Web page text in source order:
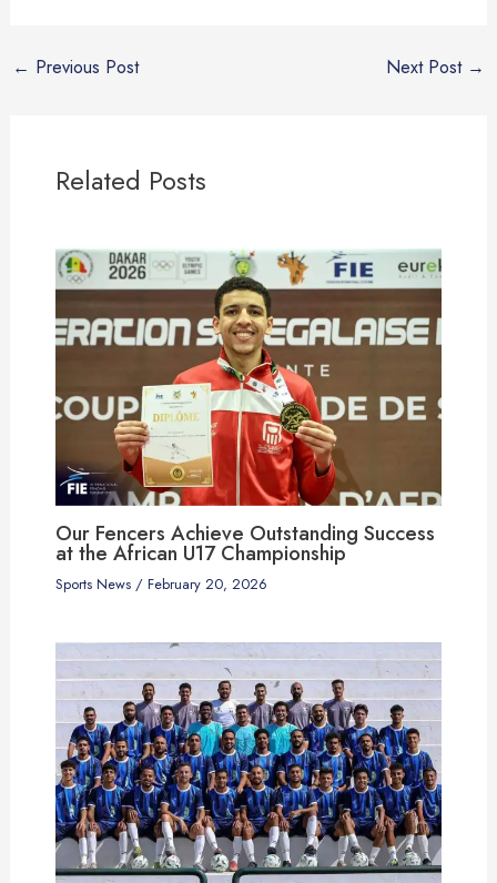
← Previous Post Next Post →
Related Posts
Our Fencers Achieve Outstanding Success
at the African U17 Championship
Sports News/ February 20, 2026